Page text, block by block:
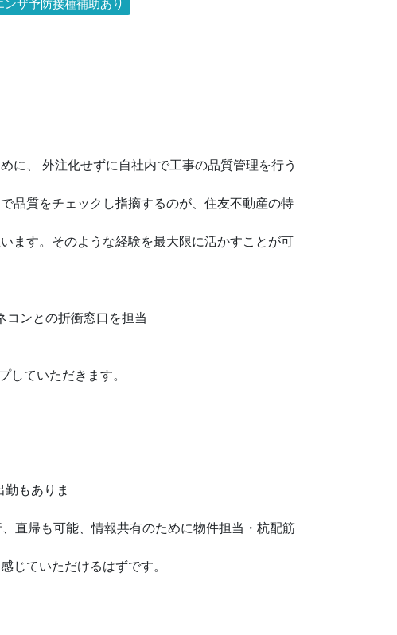
ンザ予防接種補助あり
に、 外注化せずに自社内で工事の品質管理を行う
品質をチェックし指摘するのが、住友不動産の特
ます。そのような経験を最大限に活かすことが可
ンとの折衝窓口を担当
していただきます。
もありま
直帰も可能、情報共有のために物件担当・杭配筋
じていただけるはずです。